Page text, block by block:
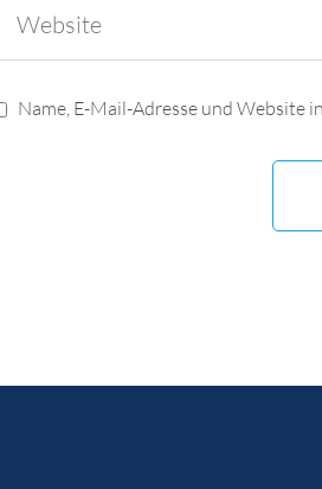
Name, E-Mail-Adresse und Website